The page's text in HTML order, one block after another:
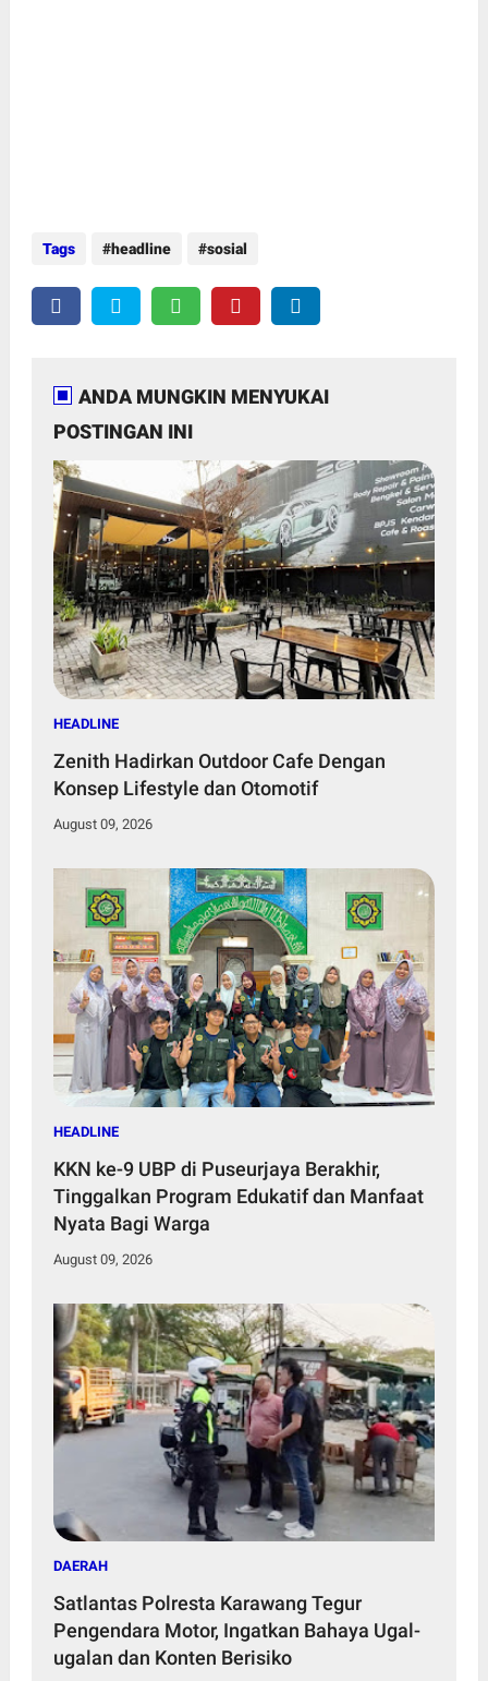
Tags headline sosial
ANDA MUNGKIN MENYUKAI
POSTINGAN INI
HEADLINE
Zenith Hadirkan Outdoor Cafe Dengan
Konsep Lifestyle dan Otomotif
August 09, 2026
HEADLINE
KKN ke-9 UBP di Puseurjaya Berakhir,
Tinggalkan Program Edukatif dan Manfaat
Nyata Bagi Warga
August 09, 2026
DAERAH
Satlantas Polresta Karawang Tegur
Pengendara Motor, Ingatkan Bahaya Ugal-
ugalan dan Konten Berisiko